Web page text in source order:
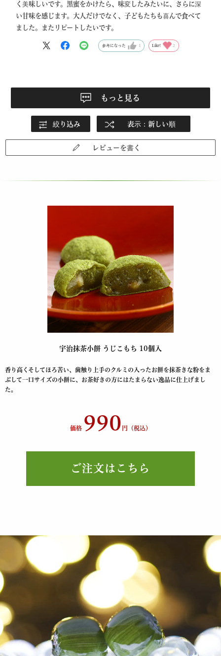
く美味しいです。黒蜜をかけたら、味変したみたいに、さらに深
い甘味を感じます。大人だけでなく、子どもたちも喜んで食べて
ました。またリピートしたいです。
参考になった 1 Like! 2
もっと見る
絞り込み 表示：新しい順
レビューを書く
宇治抹茶小餅 うじこもち 10個入
香り高くそしてほろ苦い、歯触り上手のクルミの入ったお餅を抹茶きな粉をま
ぶして一口サイズの小餅に、お茶好きの方にはたまらない逸品に仕上げまし
た。
価格 990 円（税込）
ご注文はこちら